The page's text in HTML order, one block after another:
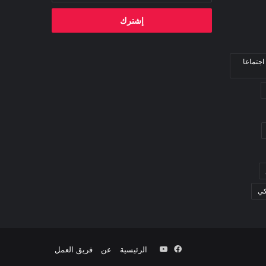
الإلكتروني
الرئيسية عن فريق العمل فيسبوك‫YouTube